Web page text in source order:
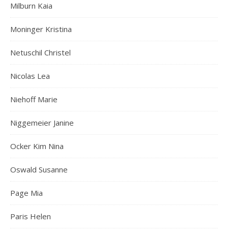
Milburn Kaia
Moninger Kristina
Netuschil Christel
Nicolas Lea
Niehoff Marie
Niggemeier Janine
Ocker Kim Nina
Oswald Susanne
Page Mia
Paris Helen